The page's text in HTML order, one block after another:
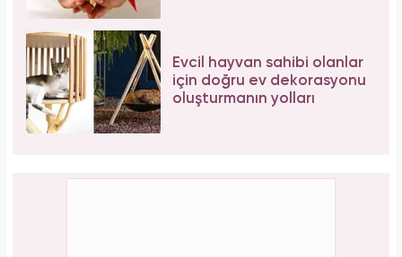
Evcil hayvan sahibi olanlar
için doğru ev dekorasyonu
oluşturmanın yolları